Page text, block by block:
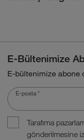
E-Bültenimize
E-bültenimize abone
E-posta *
Tarafıma
gönderilmesine